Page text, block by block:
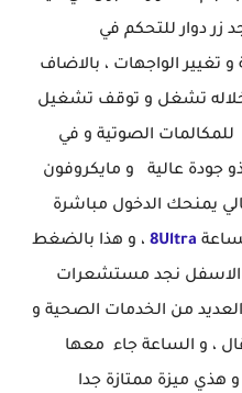
زر دوار للتحكم في
تغيير الواجهات ، بالاضاف
خلاله تشغل و توقف تشغيل
للمكالمات الصوتية و في
جودة عالية و مايكروفون
يمنحك الدخول مباشرة
8Ultra ، و هذا بالضغط
الاسفل نجد مستشعرات
من الخدمات الصحية و
، و الساعة جاء معها
ميزة ممتازة جدا